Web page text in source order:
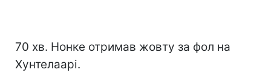
70 хв. Нонке отримав жовту за фол на
Хунтелаарі.